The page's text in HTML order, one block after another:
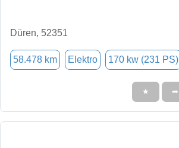
Düren, 52351
58.478 km Elektro 170 kw (231 PS)
★ ➦